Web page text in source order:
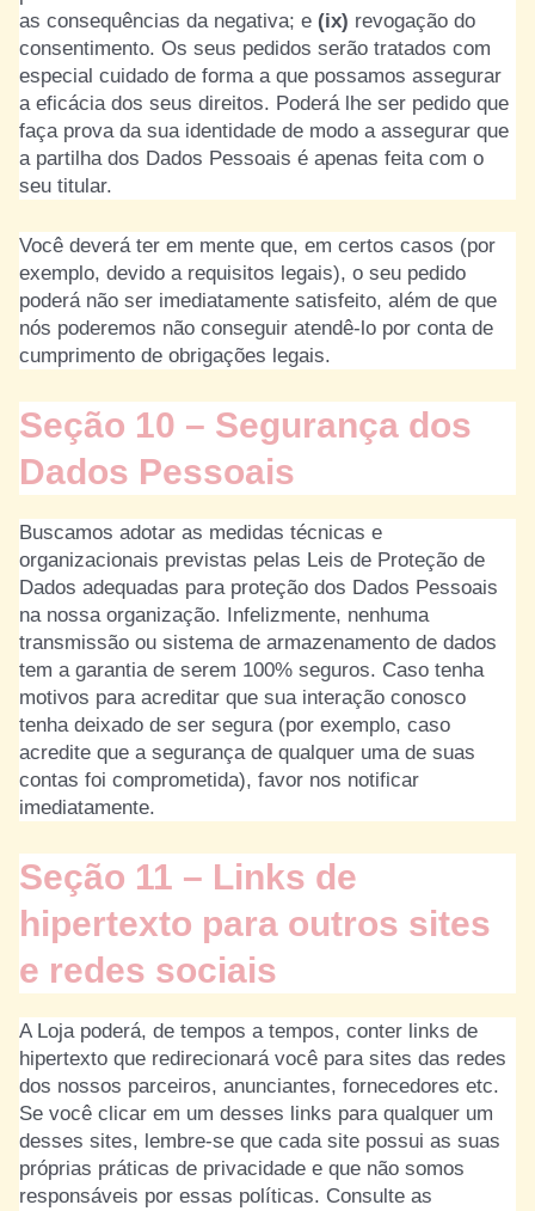
as consequências da negativa; e (ix) revogação do
consentimento. Os seus pedidos serão tratados com
especial cuidado de forma a que possamos assegurar
a eficácia dos seus direitos. Poderá lhe ser pedido que
faça prova da sua identidade de modo a assegurar que
a partilha dos Dados Pessoais é apenas feita com o
seu titular.
Você deverá ter em mente que, em certos casos (por
exemplo, devido a requisitos legais), o seu pedido
poderá não ser imediatamente satisfeito, além de que
nós poderemos não conseguir atendê-lo por conta de
cumprimento de obrigações legais.
Seção 10 – Segurança dos
Dados Pessoais
Buscamos adotar as medidas técnicas e
organizacionais previstas pelas Leis de Proteção de
Dados adequadas para proteção dos Dados Pessoais
na nossa organização. Infelizmente, nenhuma
transmissão ou sistema de armazenamento de dados
tem a garantia de serem 100% seguros. Caso tenha
motivos para acreditar que sua interação conosco
tenha deixado de ser segura (por exemplo, caso
acredite que a segurança de qualquer uma de suas
contas foi comprometida), favor nos notificar
imediatamente.
Seção 11 – Links de
hipertexto para outros sites
e redes sociais
A Loja poderá, de tempos a tempos, conter links de
hipertexto que redirecionará você para sites das redes
dos nossos parceiros, anunciantes, fornecedores etc.
Se você clicar em um desses links para qualquer um
desses sites, lembre-se que cada site possui as suas
próprias práticas de privacidade e que não somos
responsáveis por essas políticas. Consulte as